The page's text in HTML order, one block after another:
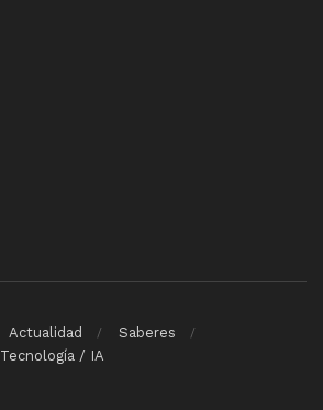
Actualidad
Saberes
Tecnología / IA